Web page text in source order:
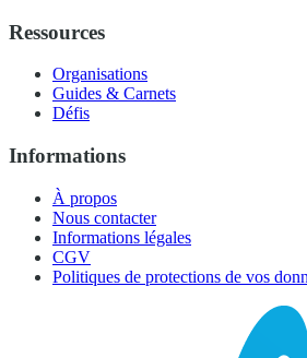
Ressources
Organisations
Guides & Carnets
Défis
Informations
À propos
Nous contacter
Informations légales
CGV
Politiques de protections de vos